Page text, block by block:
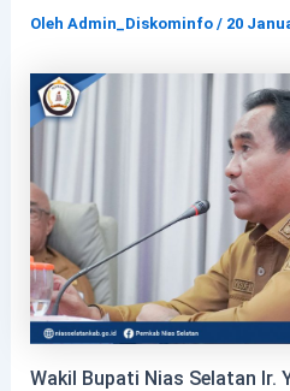
Oleh Admin_Diskominfo / 20
Wakil Bupati Nias Selatan Ir.